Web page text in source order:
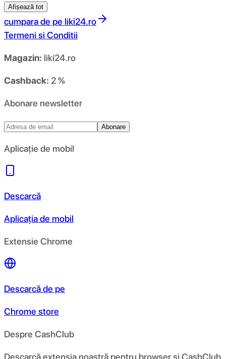
Afișează tot
cumpara de pe liki24.ro
Termeni si Conditii
Magazin: liki24.ro
Cashback: 2 %
Abonare newsletter
Abonare
Aplicație de mobil
Descarcă
Aplicația de mobil
Extensie Chrome
Descarcă de pe
Chrome store
Despre CashClub
Descarcă extensia noastră pentru browser și CashClub